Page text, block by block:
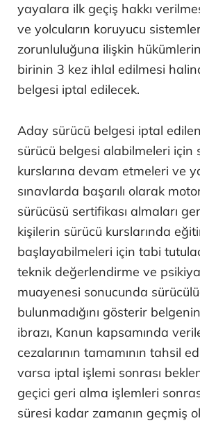
yayalara ilk geçiş hakkı
ve yolcuların koruyucu
zorunluluğuna ilişkin
birinin 3 kez ihlal edilmesi
belgesi iptal edilecek.
Aday sürücü belgesi iptal
sürücü belgesi alabilmeleri için
kurslarına devam etmeleri ve
sınavlarda başarılı olarak
sürücüsü sertifikası almaları
kişilerin sürücü kurslarında
başlayabilmeleri için tabi
teknik değerlendirme ve
muayenesi sonucunda
bulunmadığını gösterir
ibrazı, Kanun kapsamında
cezalarının tamamının tahsil
varsa iptal işlemi sonrası
geçici geri alma işlemleri
süresi kadar zamanın geçmiş